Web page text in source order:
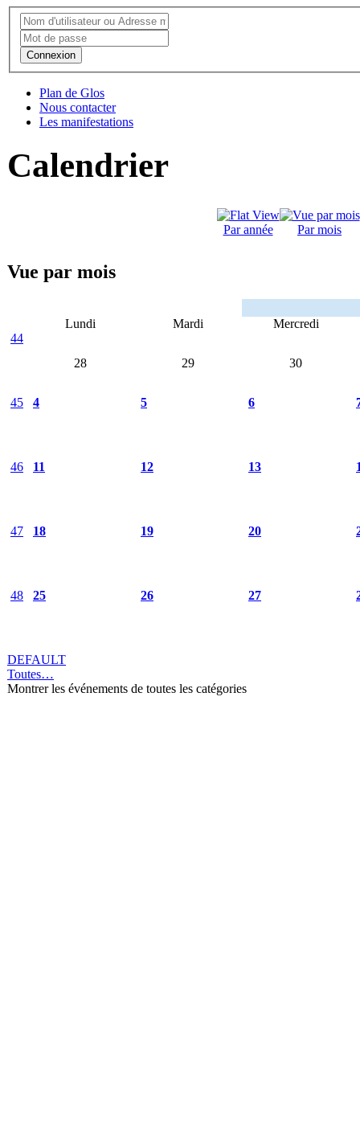
Connexion
Plan de Glos
Nous contacter
Les manifestations
Calendrier
Par année Par mois
Vue par mois
Lundi Mardi
Mercredi
44
28
29 30
45 4 5 6
46 11 12 13
47 18 19 20
48 25 26 27
DEFAULT
Toutes…
Montrer les événements de toutes les catégories